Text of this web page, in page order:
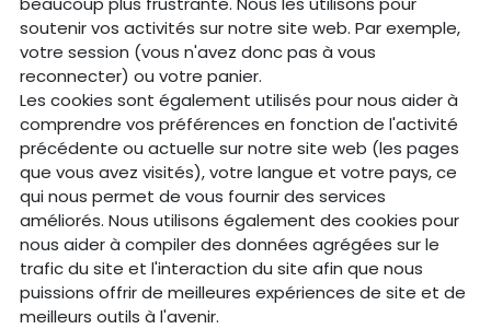
soutenir vos activités sur notre site web. Par exemple,
votre session (vous n'avez donc pas à vous
reconnecter) ou votre panier.
Les cookies sont également utilisés pour nous aider à
comprendre vos préférences en fonction de l'activité
précédente ou actuelle sur notre site web (les pages
que vous avez visités), votre langue et votre pays, ce
qui nous permet de vous fournir des services
améliorés. Nous utilisons également des cookies pour
nous aider à compiler des données agrégées sur le
trafic du site et l'interaction du site afin que nous
puissions offrir de meilleures expériences de site et de
meilleurs outils à l'avenir.